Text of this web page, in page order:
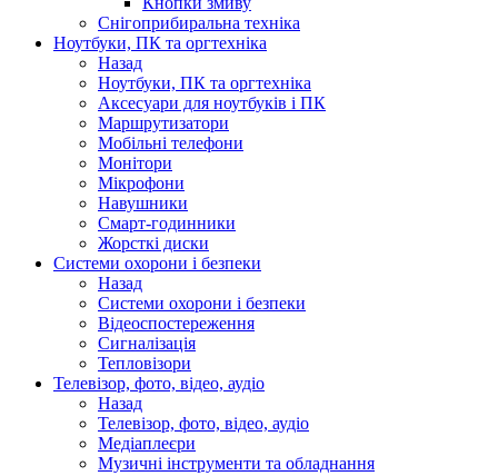
Снігоприбиральна техніка
Ноутбуки, ПК та оргтехніка
Назад
Ноутбуки, ПК та оргтехніка
Аксесуари для ноутбуків і ПК
Маршрутизатори
Мобільні телефони
Монітори
Мікрофони
Навушники
Смарт-годинники
Жорсткі диски
Системи охорони і безпеки
Назад
Системи охорони і безпеки
Відеоспостереження
Сигналізація
Тепловізори
Телевізор, фото, відео, аудіо
Назад
Телевізор, фото, відео, аудіо
Медіаплеєри
Музичні інструменти та обладнання